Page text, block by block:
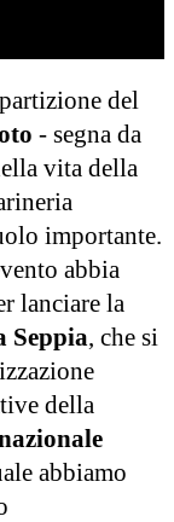
del
- segna da
vita della
importante.
abbia
lanciare la
Seppia, che si
della
abbiamo